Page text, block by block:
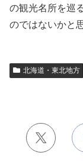
の観光名所を巡
のではないかと
北海道・東北地方